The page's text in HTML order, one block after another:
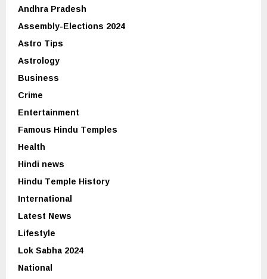
Andhra Pradesh
Assembly-Elections 2024
Astro Tips
Astrology
Business
Crime
Entertainment
Famous Hindu Temples
Health
Hindi news
Hindu Temple History
International
Latest News
Lifestyle
Lok Sabha 2024
National